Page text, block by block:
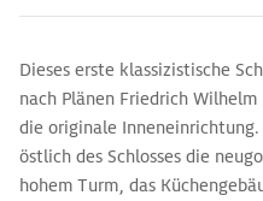
Dieses erste klassizistische
nach Plänen Friedrich
die originale
östlich des Schlosses die
hohem Turm, das